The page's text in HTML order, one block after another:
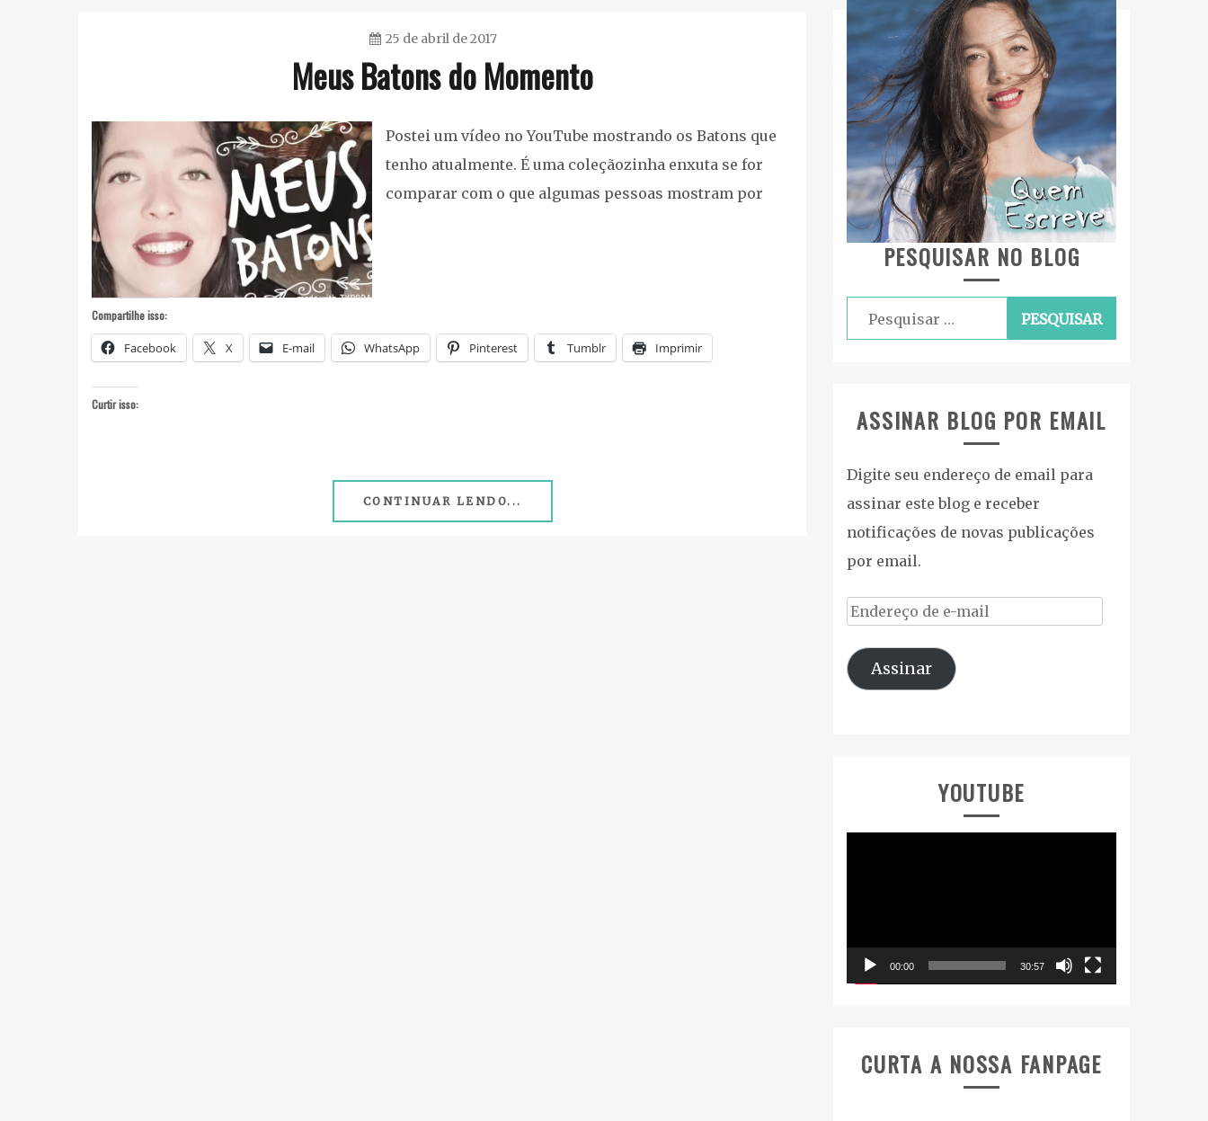
25 de abril de 2017
Sena
Meus Batons do Momento
Vegan,
Youtube
Postei um vídeo no YouTube mostrando os Batons que
tenho atualmente. É uma coleçãozinha enxuta se for
comparar com o que algumas pessoas mostram por
Compartilhe isso:
Facebook X E-mail WhatsApp Pinterest Tumblr Imprimir
Curtir isso:
CONTINUAR LENDO...
PESQUISAR NO BLOG
Pesquisar
por:
ASSINAR BLOG POR EMAIL
Digite seu endereço de email para
assinar este blog e receber
notificações de novas publicações
por email.
Endereço
e-
mail
Assinar
YOUTUBE
00:00 30:57
CURTA A NOSSA FANPAGE